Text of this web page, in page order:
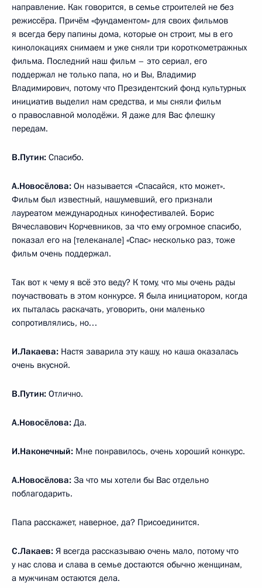
направление. Как говорится, в семье строителей не без
режиссёра. Причём «фундаментом» для своих фильмов
я всегда беру папины дома, которые он строит, мы в его
кинолокациях снимаем и уже сняли три короткометражных
фильма. Последний наш фильм – это сериал, его
поддержал не только папа, но и Вы, Владимир
Владимирович, потому что Президентский фонд культурных
инициатив выделил нам средства, и мы сняли фильм
о православной молодёжи. Я даже для Вас флешку
передам.
В.Путин: Спасибо.
А.Новосёлова: Он называется «Спасайся, кто может».
Фильм был известный, нашумевший, его признали
лауреатом международных кинофестивалей. Борис
Вячеславович Корчевников, за что ему огромное спасибо,
показал его на [телеканале] «Спас» несколько раз, тоже
фильм очень поддержал.
Так вот к чему я всё это веду? К тому, что мы очень рады
поучаствовать в этом конкурсе. Я была инициатором, когда
их пыталась раскачать, уговорить, они маленько
сопротивлялись, но…
И.Лакаева: Настя заварила эту кашу, но каша оказалась
очень вкусной.
В.Путин: Отлично.
А.Новосёлова: Да.
И.Наконечный: Мне понравилось, очень хороший конкурс.
А.Новосёлова: За что мы хотели бы Вас отдельно
поблагодарить.
Папа расскажет, наверное, да? Присоединится.
С.Лакаев: Я всегда рассказываю очень мало, потому что
у нас слова и слава в семье достаются обычно женщинам,
а мужчинам остаются дела.